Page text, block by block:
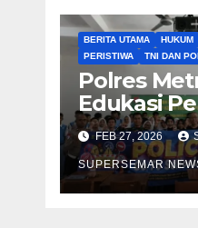
BERITA UTAMA HUKUM
PERISTIWA
TNI DAN
Polres
Edukasi
FEB 27, 2026
SUPERSEMAR